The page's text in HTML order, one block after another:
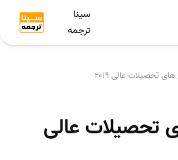
سینا
ترجمه
تحصیلات عالی ۲۰۱۹
تحصیلات عالی